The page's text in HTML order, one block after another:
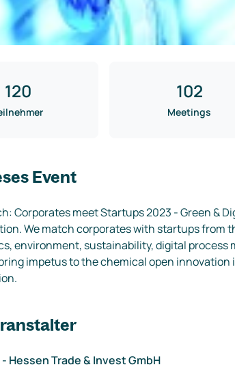
120 102
Meetings
Event
Corporates meet Startups 2023 - Green &
We match corporates with startups from
environment, sustainability, digital process
impetus to the chemical open
- Hessen Trade & Invest GmbH